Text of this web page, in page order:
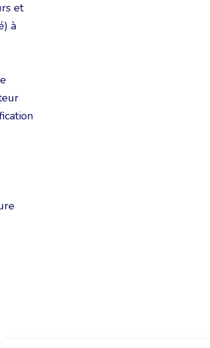
et
à